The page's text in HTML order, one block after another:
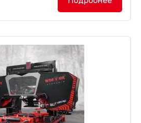
отличается
что